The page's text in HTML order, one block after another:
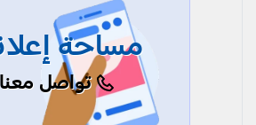
مساحة
تواصل معنا